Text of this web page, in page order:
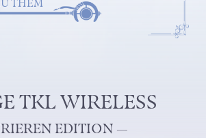
THÊM
TKL WIRELESS
EDITION —